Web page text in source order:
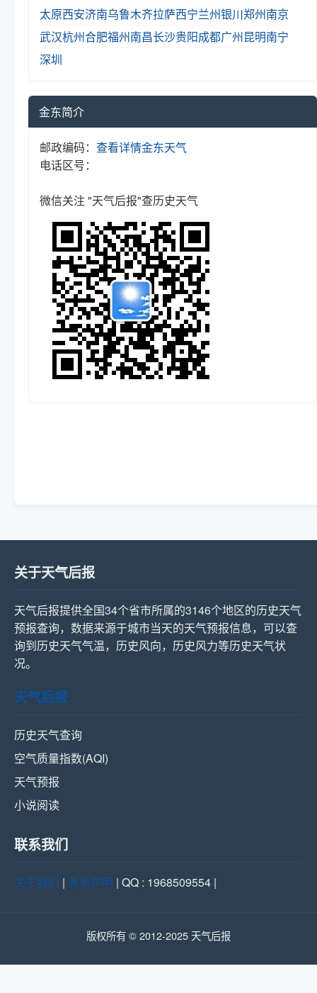
太原西安济南乌鲁木齐拉萨西宁兰州银川郑州南京
武汉杭州合肥福州南昌长沙贵阳成都广州昆明南宁
深圳
金东简介
邮政编码：
电话区号：
查看详情金东天气
微信关注 "天气后报"查历史天气
关于天气后报
天气后报提供全国34个省市所属的3146个地区的历史天气
预报查询，数据来源于城市当天的天气预报信息，可以查
询到历史天气气温，历史风向，历史风力等历史天气状
况。
天气后报
历史天气查询
空气质量指数(AQI)
天气预报
小说阅读
联系我们
关于我们 | 免责声明 | QQ : 1968509554 |
版权所有 © 2012-2025 天气后报